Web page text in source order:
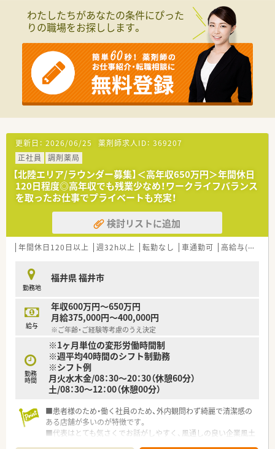
わたしたちがあなたの条件にぴった
りの職場をお探しします。
更新日： 2026/06/25 薬剤師求人ID： 369207
正社員
調剤薬局
【北陸エリア/ラウンダー募集】＜高年収650万円＞年間休日
120日程度◎高年収でも残業少なめ！ワークライフバランス
を取ったお仕事でプライベートも充実！
検討リストに追加
年間休日120日以上 週32h以上 転勤なし 車通勤可 高給与(600万円以上)
勤務地
福井県 福井市
給与
年収600万円～650万円
月給375,000円～400,000円
※ご年齢・ご経験等考慮のうえ決定
勤務
時間
※1ヶ月単位の変形労働時間制
※週平均40時間のシフト制勤務
※シフト例
月火水木金/08：30～20：30（休憩60分）
土/08：30～12：00（休憩00分）
■患者様のため・働く社員のため、外内観問わず綺麗で清潔感の
ある店舗が多いのが特徴です。
■代表はとても気さくでお話がしやすく、風通しの良い企業風土